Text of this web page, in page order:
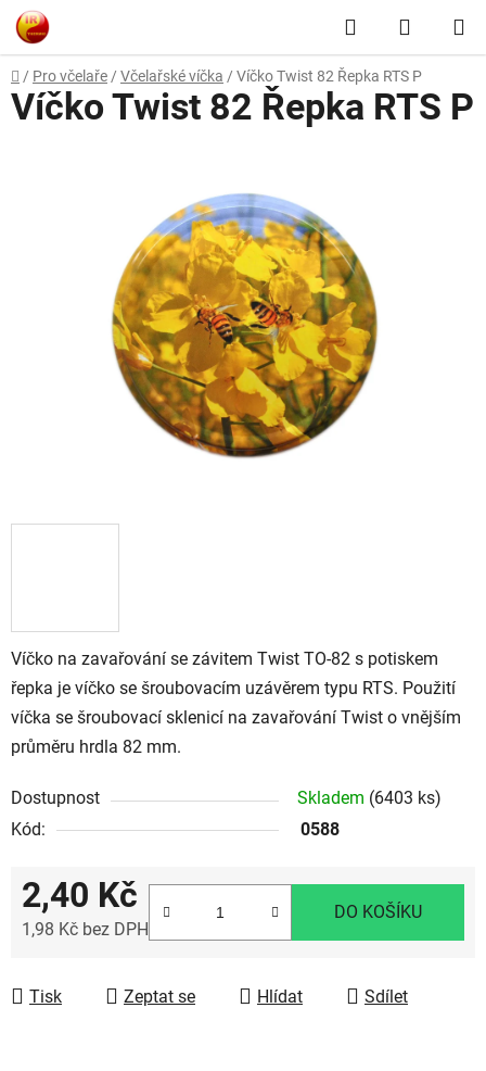
Přejít
na
obsah
Hledat
KOŠÍK
Domů
/ Pro včelaře / Včelařské víčka / Víčko Twist 82 Řepka RTS P
Víčko na zavařování se závitem Twist TO-82 s potiskem
řepka je víčko se šroubovacím uzávěrem typu RTS. Použití
víčka se šroubovací sklenicí na zavařování Twist o vnějším
průměru hrdla 82 mm.
Dostupnost Skladem (6403 ks)
Kód:
0588
2,40 Kč
1,98 Kč bez DPH
DO KOŠÍKU
Tisk Zeptat se Hlídat Sdílet
Víčko Twist 82 Řepka RTS P